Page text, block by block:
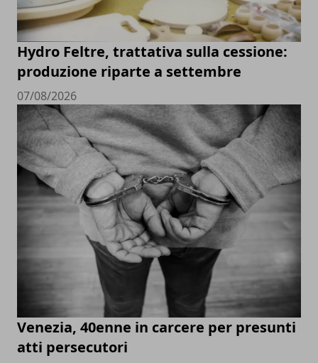
Hydro Feltre, trattativa sulla cessione:
produzione riparte a settembre
07/08/2026
Venezia, 40enne in carcere per presunti
atti persecutori